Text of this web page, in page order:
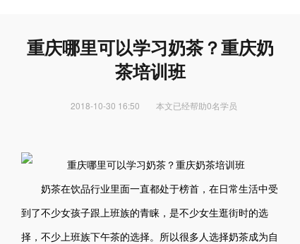
重庆哪里可以学习奶茶？重庆奶
茶培训班
2018-10-30 16:50 本文已经帮助0名学员
奶茶在饮品行业里面一直都处于榜首，在日常生活中受
到了不少女孩子跟上班族的青睐，是不少女生逛街时的选
择，不少上班族下午茶的选择。所以很多人选择奶茶成为自